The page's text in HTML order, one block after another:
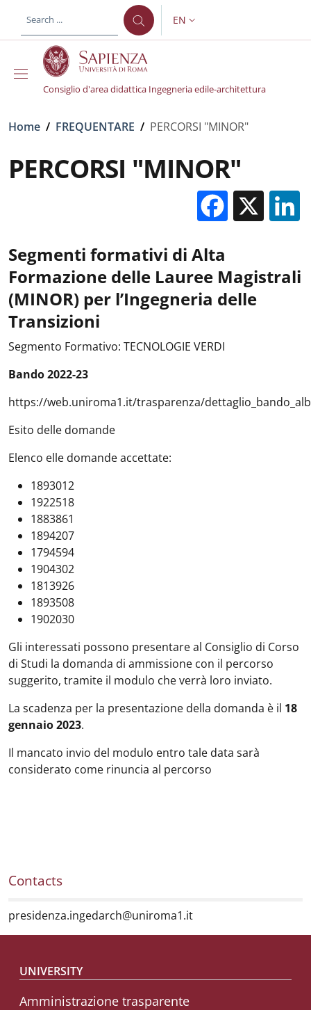
LANGUAGE SWITCHER:
EN
Consiglio d'area didattica Ingegneria edile-architettura
Breadcrumb
Home / FREQUENTARE / PERCORSI "MINOR"
PERCORSI "MINOR"
X
Segmenti formativi di Alta
Formazione delle Lauree Magistrali
(MINOR) per l’Ingegneria delle
Transizioni
Segmento Formativo: TECNOLOGIE VERDI
Bando 2022-23
https://web.uniroma1.it/trasparenza/
Esito delle domande
Elenco elle domande accettate:
1893012
1922518
1883861
1894207
1794594
1904302
1813926
1893508
1902030
Gli interessati possono presentare al Consiglio di Corso
di Studi la domanda di ammissione con il percorso
suggerito, tramite il modulo che verrà loro inviato.
La scadenza per la presentazione della domanda è il 18
gennaio 2023.
Il mancato invio del modulo entro tale data sarà
considerato come rinuncia al percorso
Contacts
presidenza.ingedarch@uniroma1.it
Footer menu
UNIVERSITY
Amministrazione trasparente